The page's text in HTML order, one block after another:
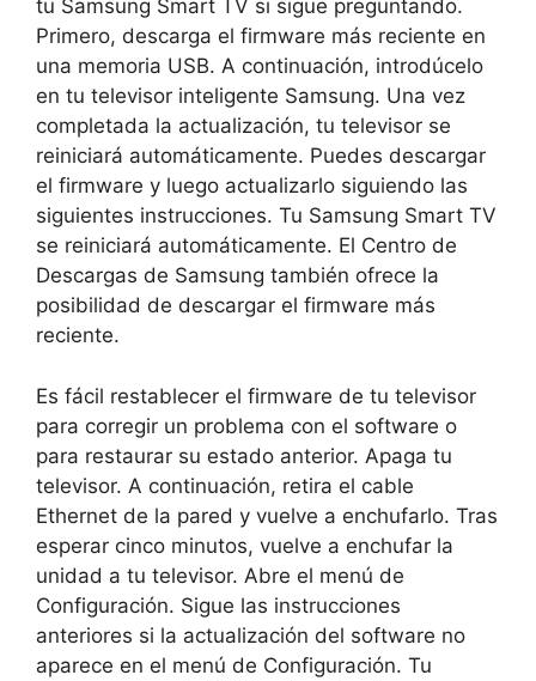
tu Samsung Smart TV si sigue preguntando.
Primero, descarga el firmware más reciente en
una memoria USB. A continuación, introdúcelo
en tu televisor inteligente Samsung. Una vez
completada la actualización, tu televisor se
reiniciará automáticamente. Puedes descargar
el firmware y luego actualizarlo siguiendo las
siguientes instrucciones. Tu Samsung Smart TV
se reiniciará automáticamente. El Centro de
Descargas de Samsung también ofrece la
posibilidad de descargar el firmware más
reciente.
Es fácil restablecer el firmware de tu televisor
para corregir un problema con el software o
para restaurar su estado anterior. Apaga tu
televisor. A continuación, retira el cable
Ethernet de la pared y vuelve a enchufarlo. Tras
esperar cinco minutos, vuelve a enchufar la
unidad a tu televisor. Abre el menú de
Configuración. Sigue las instrucciones
anteriores si la actualización del software no
aparece en el menú de Configuración. Tu